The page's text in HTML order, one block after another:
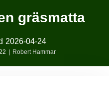
gräsmatta
2026-04-24
Robert Hammar